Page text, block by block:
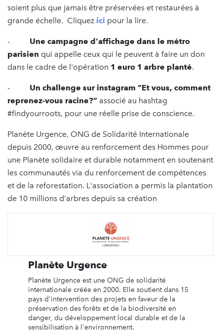
soient plus que jamais être préservées et restaurées à
grande échelle. Cliquez ici pour la lire.
- Une campagne d'affichage dans le métro
parisien qui appelle ceux qui le peuvent à faire un don
dans le cadre de l'opération 1 euro 1 arbre planté.
- Un challenge sur instagram “Et vous, comment
reprenez-vous racine?” associé au hashtag
#findyourroots, pour une réelle prise de conscience.
Planète Urgence, ONG de Solidarité Internationale
depuis 2000, œuvre au renforcement des Hommes pour
une Planète solidaire et durable notamment en soutenant
les communautés via du renforcement de compétences
et de la reforestation. L'association a permis la plantation
de 10 millions d'arbres depuis sa création
Planète Urgence
Planète Urgence est une ONG de solidarité
internationale créée en 2000. Elle soutient dans 15
pays d'intervention des projets en faveur de la
préservation des forêts et de la biodiversité en
danger, du développement local durable et de la
sensibilisation à l'environnement.